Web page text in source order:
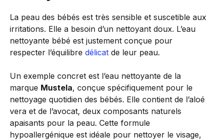
La peau des bébés est très sensible et suscetible aux
irritations. Elle a besoin d’un nettoyant doux. L’eau
nettoyante bébé est justement conçue pour
respecter l’équilibre délicat de leur peau.
Un exemple concret est l’eau nettoyante de la
marque Mustela, conçue spécifiquement pour le
nettoyage quotidien des bébés. Elle contient de l’aloé
vera et de l’avocat, deux composants naturels
apaisants pour la peau. Cette formule
hypoallergénique est idéale pour nettoyer le visage,